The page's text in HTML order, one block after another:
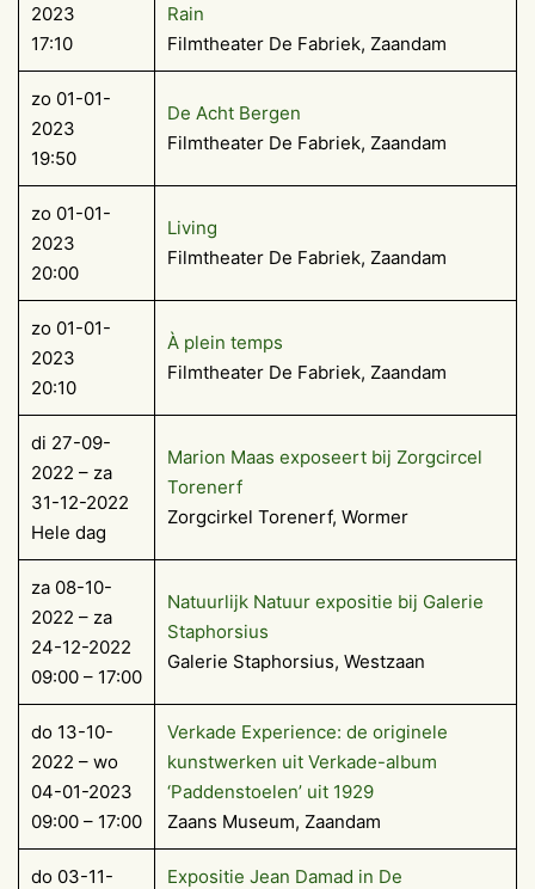
2023
17:10
Rain
Filmtheater De Fabriek, Zaandam
zo 01-01-
2023
19:50
De Acht Bergen
Filmtheater De Fabriek, Zaandam
zo 01-01-
2023
20:00
Living
Filmtheater De Fabriek, Zaandam
zo 01-01-
2023
20:10
À plein temps
Filmtheater De Fabriek, Zaandam
di 27-09-
2022 – za
31-12-2022
Hele dag
Marion Maas exposeert bij Zorgcircel
Torenerf
Zorgcirkel Torenerf, Wormer
za 08-10-
2022 – za
24-12-2022
09:00 – 17:00
Natuurlijk Natuur expositie bij Galerie
Staphorsius
Galerie Staphorsius, Westzaan
do 13-10-
2022 – wo
04-01-2023
09:00 – 17:00
Verkade Experience: de originele
kunstwerken uit Verkade-album
‘Paddenstoelen’ uit 1929
Zaans Museum, Zaandam
do 03-11-
Expositie Jean Damad in De